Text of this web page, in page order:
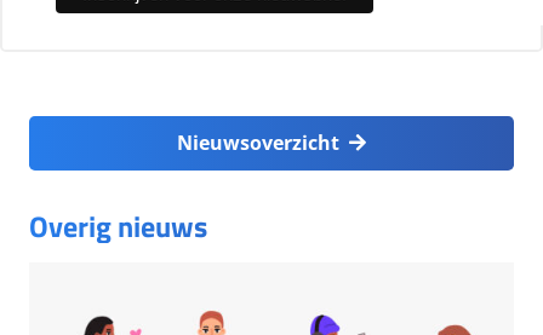
Nieuwsoverzicht
Overig nieuws